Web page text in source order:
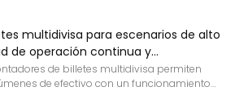
multidivisa para escenarios de alto
de operación continua y
de billetes multidivisa permiten
de efectivo con un funcionamiento